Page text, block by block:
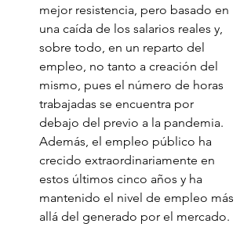
mejor resistencia, pero basado en
una caída de los salarios reales y,
sobre todo, en un reparto del
empleo, no tanto a creación del
mismo, pues el número de horas
trabajadas se encuentra por
debajo del previo a la pandemia.
Además, el empleo público ha
crecido extraordinariamente en
estos últimos cinco años y ha
mantenido el nivel de empleo más
allá del generado por el mercado.